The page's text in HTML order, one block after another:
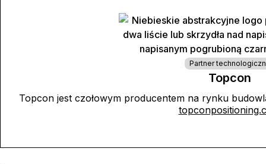
Partner
Topcon
Topcon jest czołowym producentem na rynku